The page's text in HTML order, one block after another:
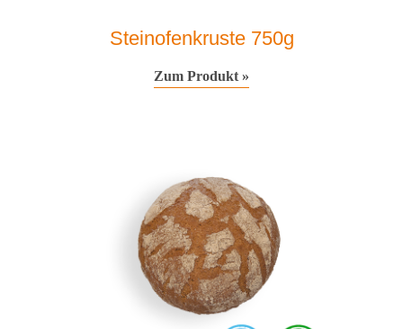
Steinofenkruste 750g
Zum Produkt »